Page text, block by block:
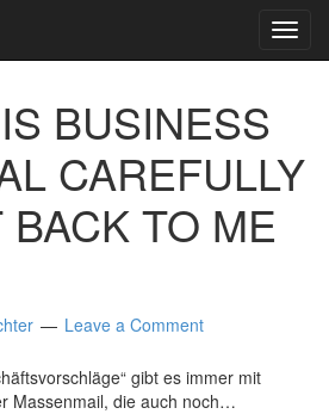
BUSINESS
CAREFULLY
TO ME
Leave a Comment
gibt es immer mit
Massenmail, die auch noch…